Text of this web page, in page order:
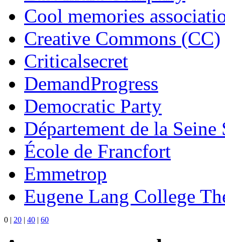
Cool memories
Creative Commons (CC)
Criticalsecret
DemandProgress
Democratic Party
Département de la Seine
École de Francfort
Emmetrop
Eugene Lang College
0 | 20 | 40 | 60